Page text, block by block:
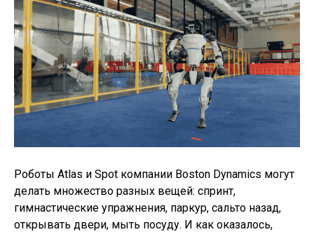
Роботы Atlas и Spot компании Boston Dynamics могут
делать множество разных вещей: спринт,
гимнастические упражнения, паркур, сальто назад,
открывать двери, мыть посуду. И как оказалось,